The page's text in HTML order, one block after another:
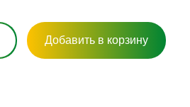
Добавить в корзину